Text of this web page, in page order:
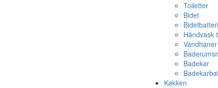
Toiletter
Bidet
Håndvask
Badekar
Køkken